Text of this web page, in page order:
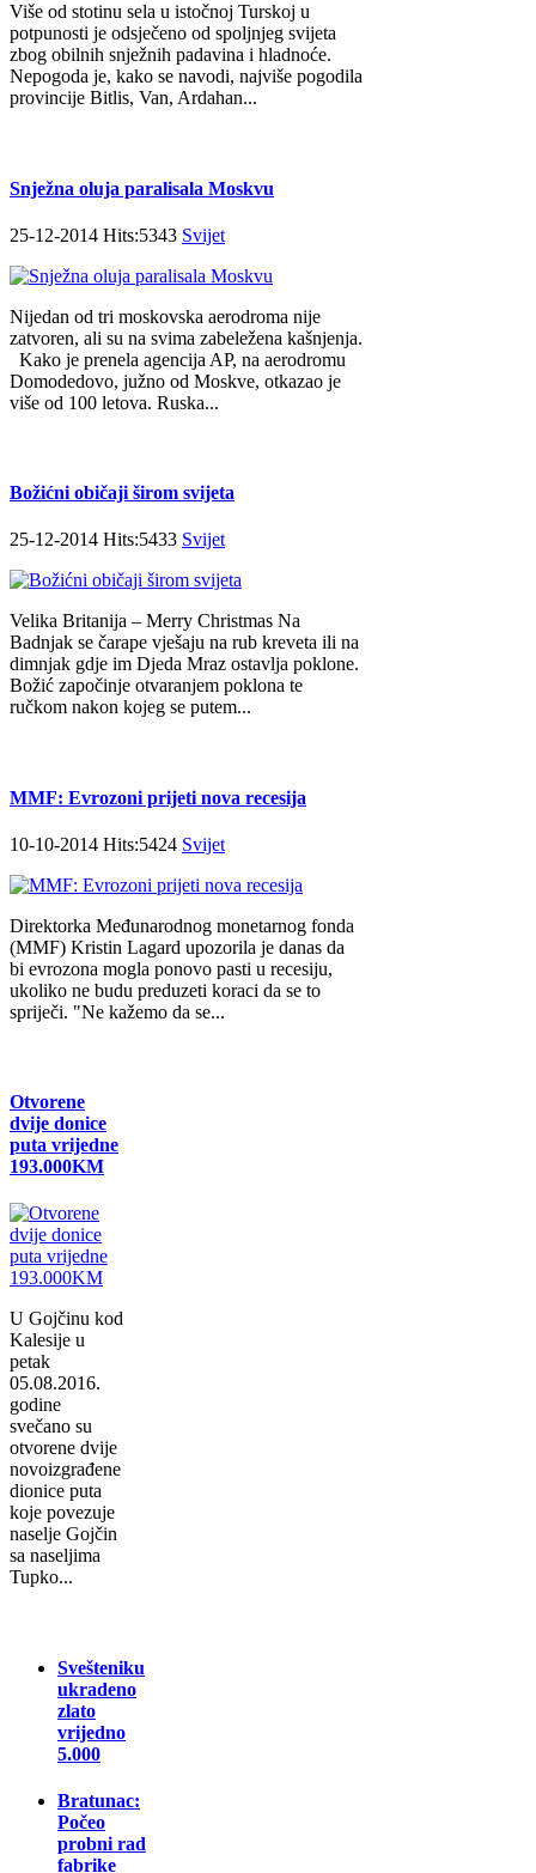
Više od stotinu sela u istočnoj Turskoj u
potpunosti je odsječeno od spoljnjeg svijeta
zbog obilnih snježnih padavina i hladnoće.
Nepogoda je, kako se navodi, najviše pogodila
provincije Bitlis, Van, Ardahan...
Snježna oluja paralisala Moskvu
25-12-2014 Hits:5343 Svijet
Nijedan od tri moskovska aerodroma nije
zatvoren, ali su na svima zabeležena kašnjenja.
Kako je prenela agencija AP, na aerodromu
Domodedovo, južno od Moskve, otkazao je
više od 100 letova. Ruska...
Božićni običaji širom svijeta
25-12-2014 Hits:5433 Svijet
Velika Britanija – Merry Christmas Na
Badnjak se čarape vješaju na rub kreveta ili na
dimnjak gdje im Djeda Mraz ostavlja poklone.
Božić započinje otvaranjem poklona te
ručkom nakon kojeg se putem...
MMF: Evrozoni prijeti nova recesija
10-10-2014 Hits:5424 Svijet
Direktorka Međunarodnog monetarnog fonda
(MMF) Kristin Lagard upozorila je danas da
bi evrozona mogla ponovo pasti u recesiju,
ukoliko ne budu preduzeti koraci da se to
spriječi. "Ne kažemo da se...
Otvorene
dvije donice
puta vrijedne
193.000KM
U Gojčinu kod
Kalesije u
petak
05.08.2016.
godine
svečano su
otvorene dvije
novoizgrađene
dionice puta
koje povezuje
naselje Gojčin
sa naseljima
Tupko...
Svešteniku
ukradeno
zlato
vrijedno
5.000
Bratunac:
Počeo
probni rad
fabrike